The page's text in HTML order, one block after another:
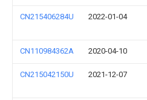
CN215406284U 2022-01-04
CN110984362A 2020-04-10
CN215042150U 2021-12-07